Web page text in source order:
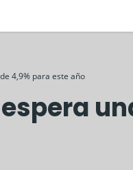
4,9% para este año